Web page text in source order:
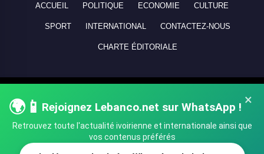
×
🌍📱 Rejoignez Lebanco.net sur WhatsApp !
Retrouvez toute l'actualité ivoirienne et internationale ainsi que
vos contenus préférés
ACCUEIL POLITIQUE ECONOMIE CULTURE
SPORT INTERNATIONAL CONTACTEZ-NOUS
CHARTE ÉDITORIALE
réservés - All rights reserved.